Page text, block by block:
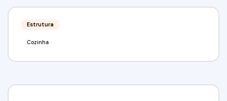
Estrutura
Cozinha